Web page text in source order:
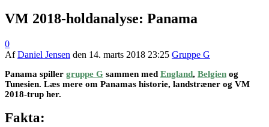
VM 2018-holdanalyse: Panama
0
AfDaniel Jensen den 14. marts 2018 23:25 Gruppe G
Panama spiller gruppe G sammen med England, Belgien og
Tunesien. Læs mere om Panamas historie, landstræner og VM
2018-trup her.
Fakta: